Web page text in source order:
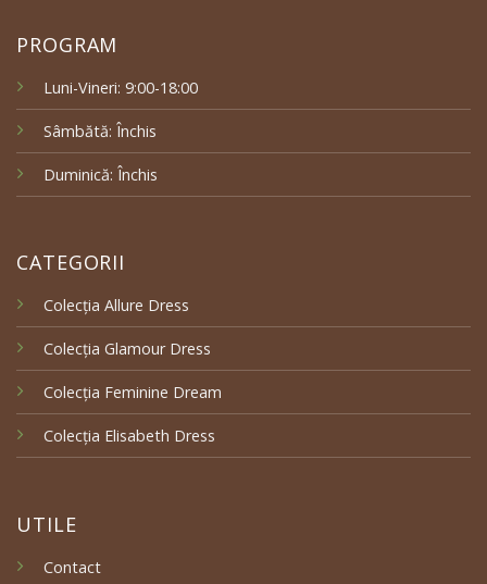
PROGRAM
Luni-Vineri: 9:00-18:00
Sâmbătă: Închis
Duminică: Închis
CATEGORII
Colecția Allure Dress
Colecția Glamour Dress
Colecția Feminine Dream
Colecția Elisabeth Dress
UTILE
Contact